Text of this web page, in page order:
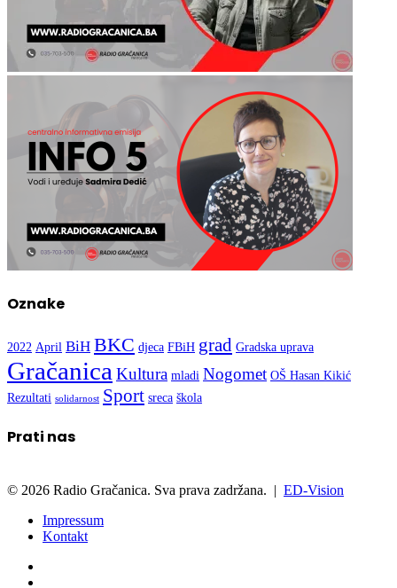
Oznake
GračanicaKultura mladi Nogomet OŠ Hasan Kikić
Rezultati solidarnost Sport škola
Prati nas
Impressum